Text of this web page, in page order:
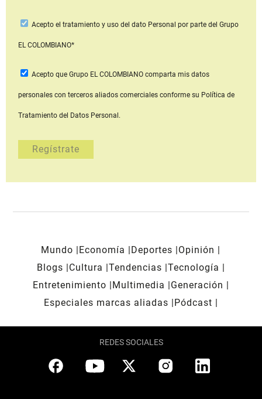
Acepto el tratamiento y uso del dato Personal por parte del Grupo
EL COLOMBIANO*
Acepto que Grupo EL COLOMBIANOcomparta mis datos
personales con terceros aliados comerciales conforme su Política de
Tratamiento del Datos Personal.
Mundo Economía Deportes
Opinión
Blogs
Cultura Tendencias Tecnología
Entretenimiento
Multimedia
Generación
Especiales marcas aliadas
Pódcast
REDES SOCIALES